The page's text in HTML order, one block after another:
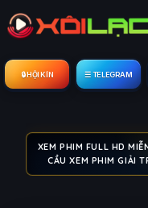
🔒︎ HỘI KÍN ☰ TELEGRAM
XEM PHIM FULL HD
CẦU XEM PHIM GIẢI